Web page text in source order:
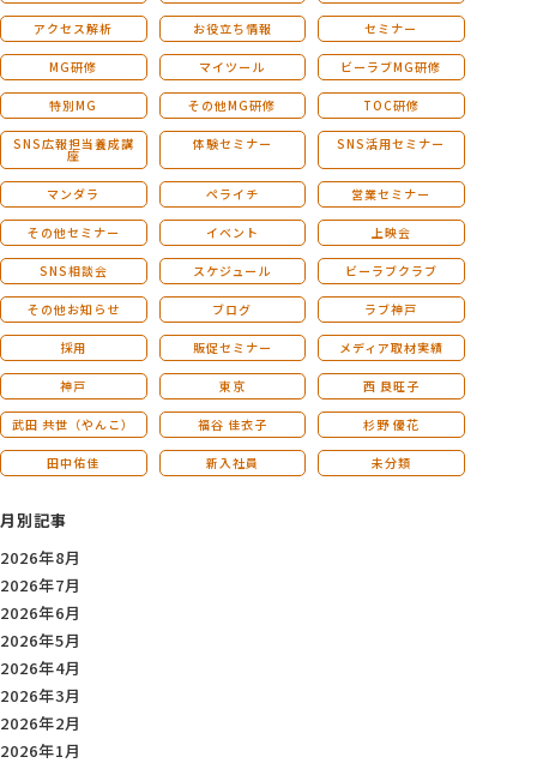
アクセス解析 お役立ち情報 セミナー
MG研修 マイツール ビーラブMG研修
特別MG その他MG研修 TOC研修
SNS広報担当養成講
座
体験セミナー SNS活用セミナー
マンダラ ペライチ 営業セミナー
その他セミナー イベント 上映会
SNS相談会 スケジュール ビーラブクラブ
その他お知らせ ブログ ラブ神戸
採用 販促セミナー メディア取材実績
神戸 東京 西 良旺子
武田 共世（やんこ） 福谷 佳衣子 杉野 優花
田中佑佳 新入社員 未分類
月別記事
2026年8月
2026年7月
2026年6月
2026年5月
2026年4月
2026年3月
2026年2月
2026年1月